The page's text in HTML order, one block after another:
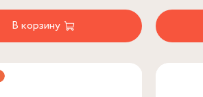
В корзину